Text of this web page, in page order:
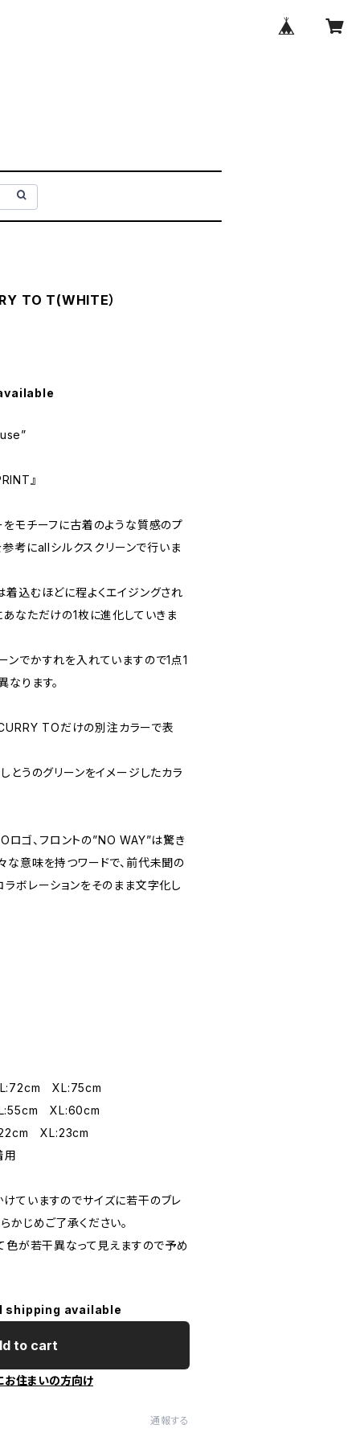
TO T(WHITE）
』
モチーフに古着のような質感のプ
考にallシルクスクリーンで行いま
着込むほどに程よくエイジングされ
なただけの1枚に進化していきま
でかすれを入れていますので1点1
ります。
TOだけの別注カラーで表
とうのグリーンをイメージしたカラ
ロゴ、フロントの”NO WAY”は驚き
な意味を持つワードで、前代未聞の
ボレーションをそのまま文字化し
XL:75cm
XL:60cm
XL:23cm
用
ていますのでサイズに若干のブレ
かじめご了承ください。
色が若干異なって見えますので予め
shipping available
to cart
お住まいの方向け
通報する